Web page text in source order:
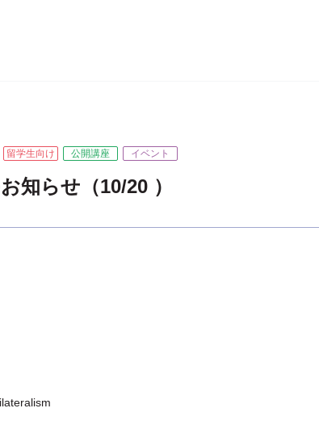
留学生向け 公開講座 イベント
知らせ（10/20 ）